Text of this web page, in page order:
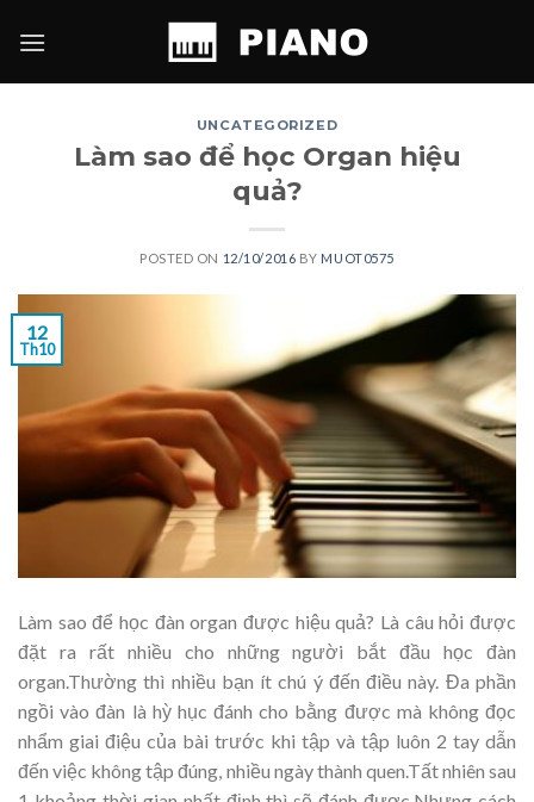
UNCATEGORIZED
Làm sao để học Organ hiệu
quả?
POSTED ON 12/10/2016 BY MUOT0575
12
Th10
Làm sao để học đàn organ được hiệu quả? Là câu hỏi được
đặt ra rất nhiều cho những người bắt đầu học đàn
organ.Thường thì nhiều bạn ít chú ý đến điều này. Đa phần
ngồi vào đàn là hỳ hục đánh cho bằng được mà không đọc
nhẩm giai điệu của bài trước khi tập và tập luôn 2 tay dẫn
đến việc không tập đúng, nhiều ngày thành quen.Tất nhiên sau